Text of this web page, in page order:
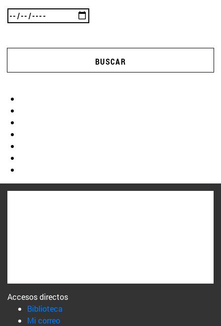
BUSCAR
Accesos directos
Biblioteca
Mi correo(abre en nueva ventana)